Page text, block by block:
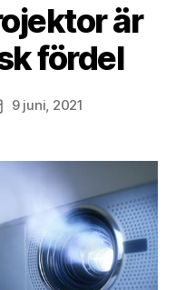
är
fördel
9 juni, 2021